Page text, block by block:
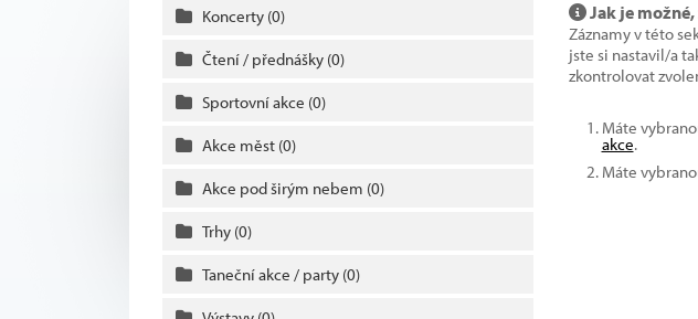
Koncerty (0)
Čtení / přednášky (0)
Sportovní akce (0)
Akce měst (0)
Akce pod širým nebem (0)
Trhy (0)
Taneční akce / party (0)
Jak je možné,
Záznamy v této
jste si nastavil/a
zkontrolovat
Máte
akce.
Máte